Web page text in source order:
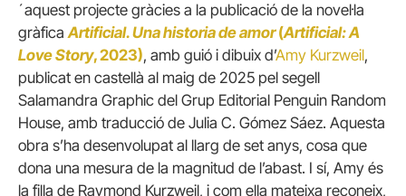
´aquest projecte gràcies a la publicació de la novel·la
gràficaArtificial. Una historia de amor(Artificial: A
Love Story, 2023), amb guió i dibuix d’Amy Kurzweil,
publicat en castellà al maig de 2025 pel segell
Salamandra Graphic del Grup Editorial Penguin Random
House, amb traducció de Julia C. Gómez Sáez. Aquesta
obra s’ha desenvolupat al llarg de set anys, cosa que
dona una mesura de la magnitud de l’abast. I sí, Amy és
la filla de Raymond Kurzweil, i com ella mateixa reconeix,